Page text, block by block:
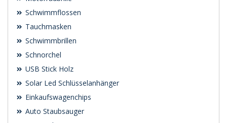
Schwimmflossen
Tauchmasken
Schwimmbrillen
Schnorchel
USB Stick Holz
Solar Led Schlüsselanhänger
Einkaufswagenchips
Auto Staubsauger